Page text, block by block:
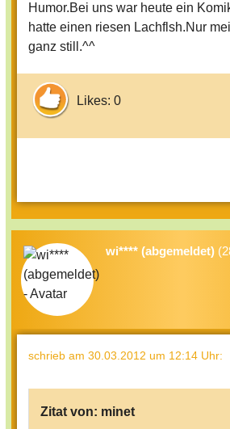
Humor.Bei uns war heute ein
hatte einen riesen Lachflsh.Nur
ganz still.^^
Likes: 0
wi**** (abgemeldet)
schrieb am 30.03.2012 um 12:14 Uhr:
Zitat von: minet